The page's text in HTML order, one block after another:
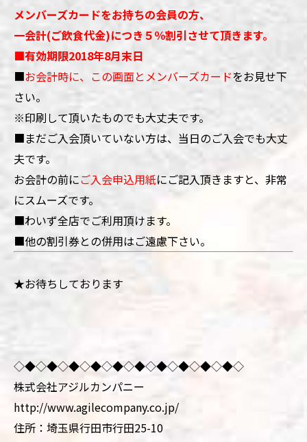
メンバーズカードをお持ちの会員の方、
一会計(ご飲食代金)につき５％割引させて頂きます。
■有効期限2018年8月末日
■お会計時に、この画面とメンバーズカードをお見せ下
さい。
※印刷して頂いたものでも大丈夫です。
■まだご入会頂いていない方は、当日のご入会でも大丈
夫です。
お会計の前にご入会申込用紙にご記入頂きますと、非常
にスムーズです。
■わいず全店でご利用頂けます。
■他の割引券との併用はご遠慮下さい。
★お待ちしております
◇◆◇◆◇◆◇◆◇◆◇◆◇◆◇◆◇◆◇◆◇
株式会社アジルカンパニー
http://www.agilecompany.co.jp/
住所：埼玉県行田市行田25-10